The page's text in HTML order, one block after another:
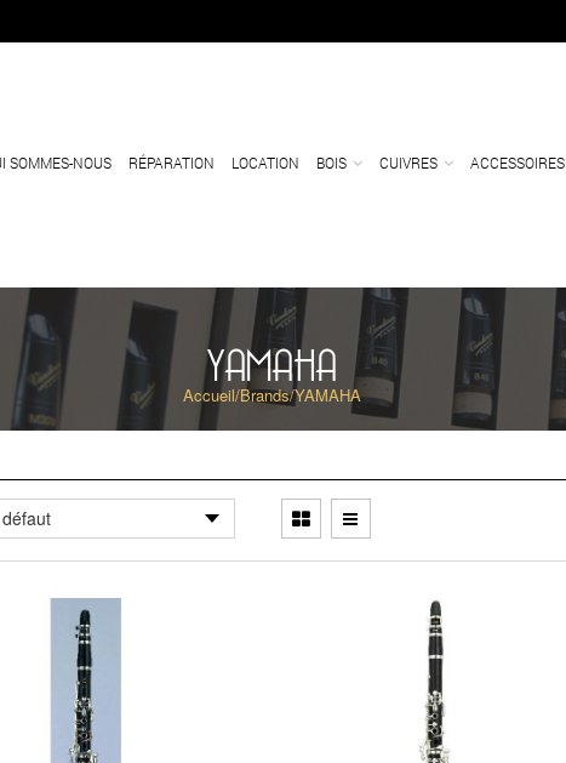
SOMMES-NOUS RÉPARATION LOCATION BOIS CUIVRES ACCESSOIRES
YAMAHA
Accueil/Brands/YAMAHA